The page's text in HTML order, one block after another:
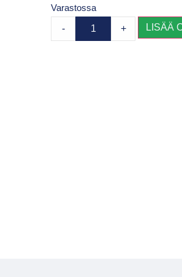
Varastossa
- + LISÄÄ